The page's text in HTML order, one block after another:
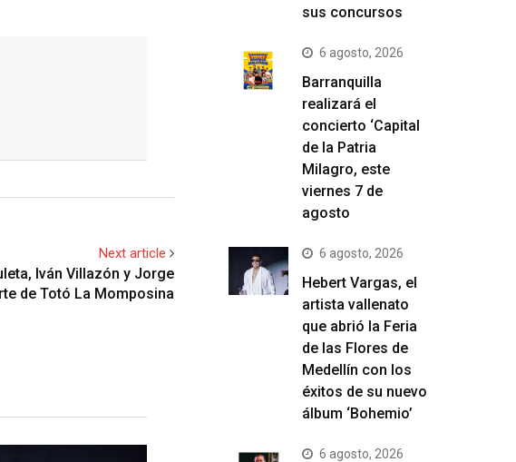
Next article
Iván Villazón y Jorge
de Totó La Momposina
sus concursos
6 agosto, 2026
Barranquilla
realizará el
concierto ‘Capital
de la Patria
Milagro, este
viernes 7 de
agosto
6 agosto, 2026
Hebert Vargas, el
artista vallenato
que abrió la Feria
de las Flores de
Medellín con los
éxitos de su nuevo
álbum ‘Bohemio’
6 agosto, 2026